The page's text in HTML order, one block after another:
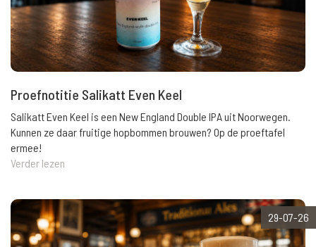
Proefnotitie Salikatt Even Keel
Salikatt Even Keel is een New England Double IPA uit Noorwegen.
Kunnen ze daar fruitige hopbommen brouwen? Op de proeftafel
ermee!
Verder lezen
29-07-26